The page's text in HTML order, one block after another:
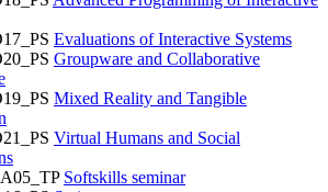
Evaluations of Interactive Systems
Groupware and Collaborative
Mixed Reality and Tangible
Virtual Humans and Social
Softskills seminar